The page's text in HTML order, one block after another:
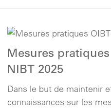
Mesures
NIBT 2025
Dans le but de maintenir
connaissances sur les